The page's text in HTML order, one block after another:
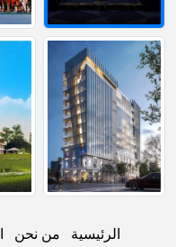
الرئيسية من نحن